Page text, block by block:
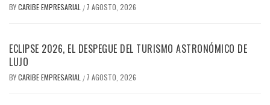
BYCARIBE EMPRESARIAL / 7 AGOSTO, 2026
ECLIPSE 2026, EL DESPEGUE DEL TURISMO ASTRONÓMICO DE
LUJO
BYCARIBE EMPRESARIAL / 7 AGOSTO, 2026